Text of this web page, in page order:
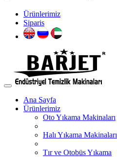
Ürünlerimiz
Siparis
Ana Sayfa
Ürünlerimiz
Oto Yıkama Makinaları
Halı Yıkama Makinaları
Tır ve Otobüs Yıkama